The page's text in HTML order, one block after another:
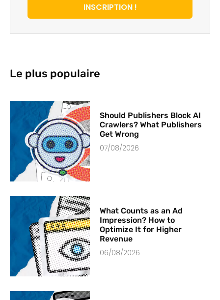
INSCRIPTION !
Le plus populaire
Should Publishers Block AI
Crawlers? What Publishers
Get Wrong
07/08/2026
What Counts as an Ad
Impression? How to
Optimize It for Higher
Revenue
06/08/2026